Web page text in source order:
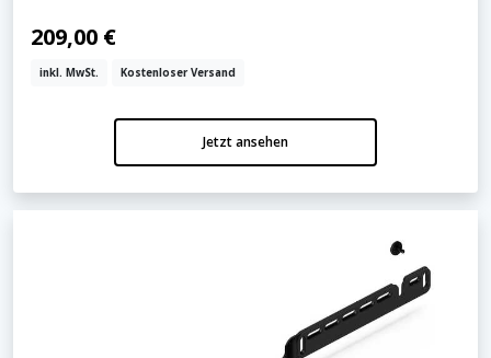
209,00 €
inkl. MwSt. Kostenloser Versand
Jetzt ansehen